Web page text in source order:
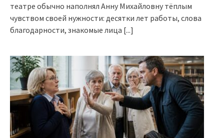
театре обычно наполнял Анну Михайловну тёплым
чувством своей нужности: десятки лет работы, слова
благодарности, знакомые лица [...]